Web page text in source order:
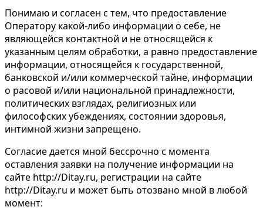
Понимаю и согласен с тем, что предоставление
Оператору какой-либо информации о себе, не
являющейся контактной и не относящейся к
указанным целям обработки, а равно предоставление
информации, относящейся к государственной,
банковской и/или коммерческой тайне, информации
о расовой и/или национальной принадлежности,
политических взглядах, религиозных или
философских убеждениях, состоянии здоровья,
интимной жизни запрещено.
Согласие дается мной бессрочно с момента
оставления заявки на получение информации на
сайте http://Ditay.ru, регистрации на сайте
http://Ditay.ru и может быть отозвано мной в любой
момент: